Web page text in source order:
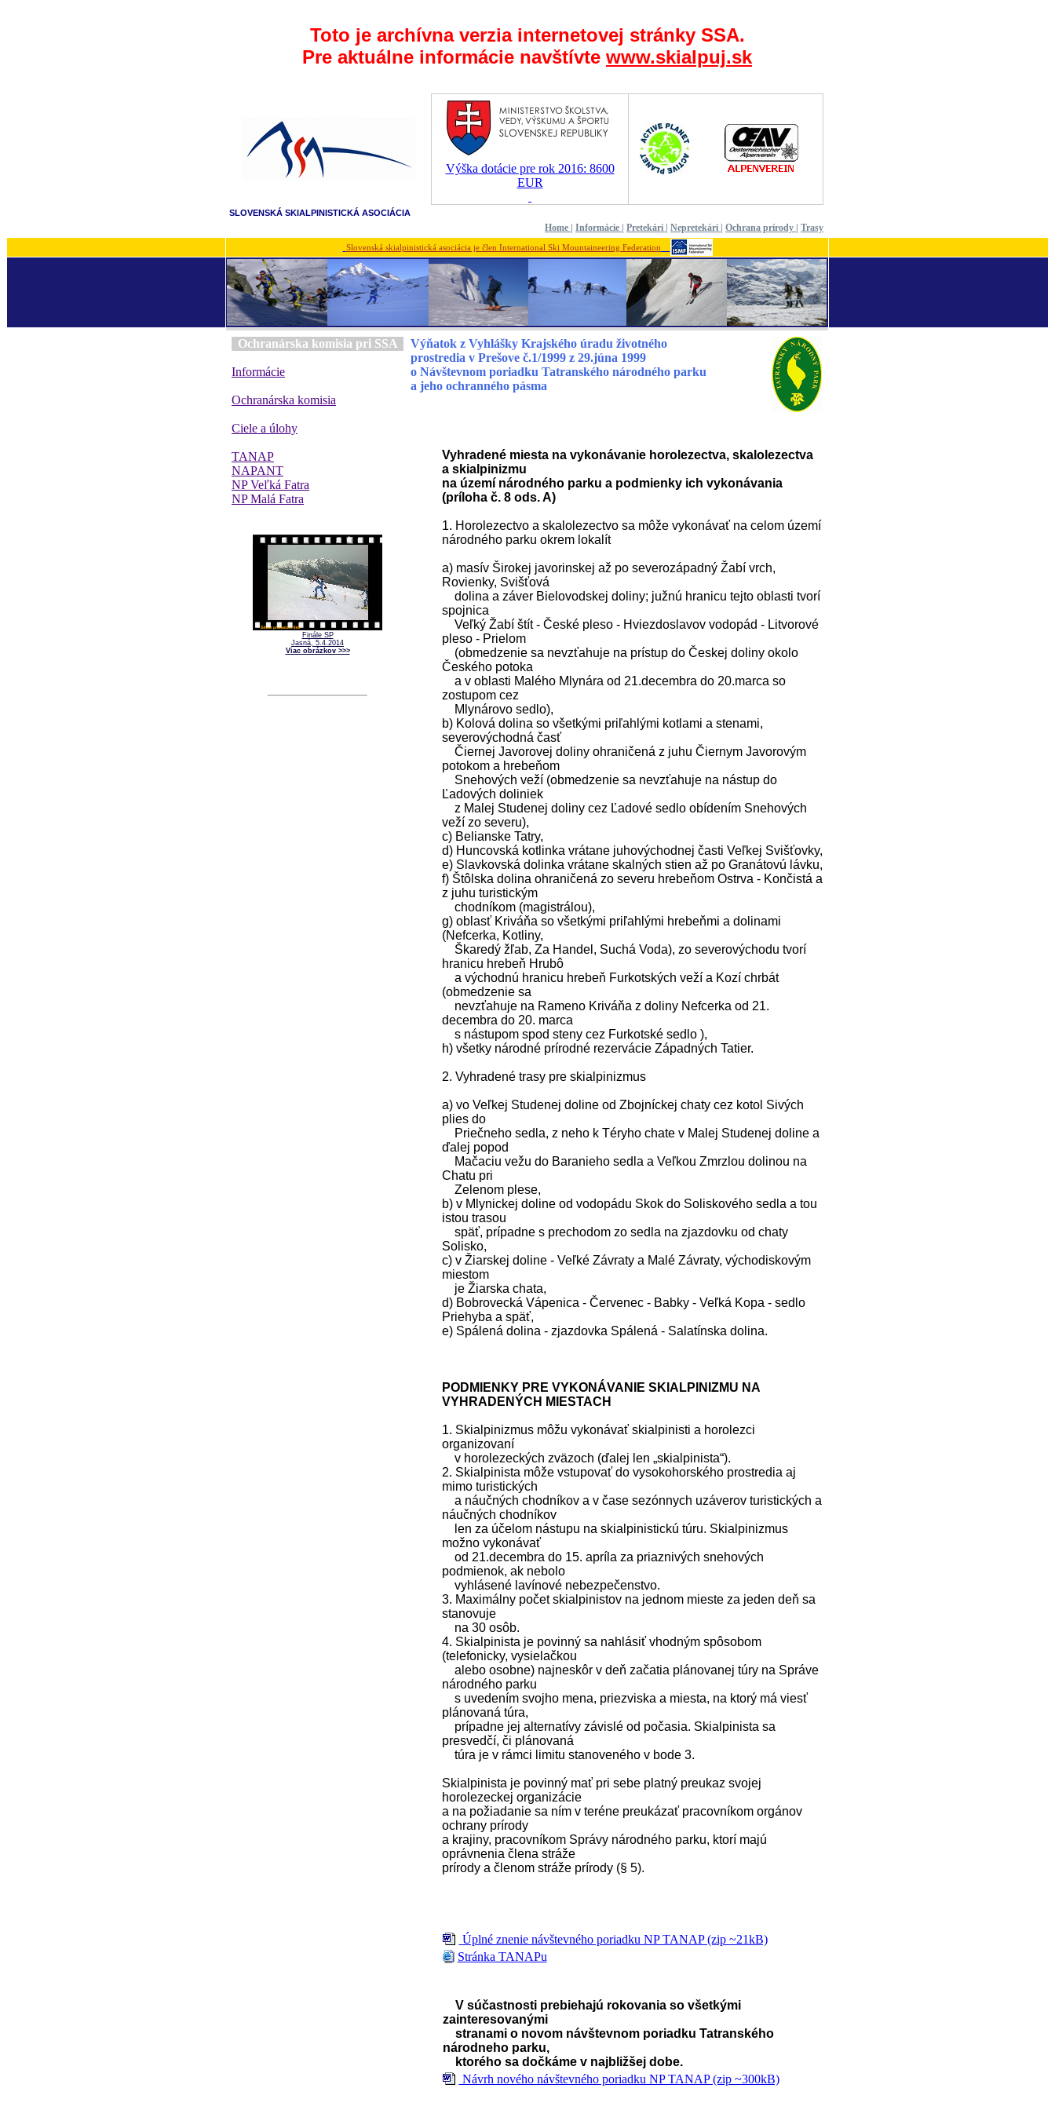
Toto je archívna verzia internetovej stránky SSA.
Pre aktuálne informácie navštívte www.skialpuj.sk
Výška dotácie pre rok 2016: 8600
EUR
SLOVENSKÁ SKIALPINISTICKÁ ASOCIÁCIA
Home Informácie Pretekári Nepretekári Ochrana prírody Trasy
Slovenská skialpinistická asociácia je člen International Ski Mountaineering Federation
Ochranárska komisia pri SSA
Informácie
Ochranárska komisia
Ciele a úlohy
TANAP
NAPANT
NP Veľká Fatra
NP Malá Fatra
Finále SP
Jasná, 5.4.2014
Viac obrázkov >>>
Výňatok z Vyhlášky Krajského úradu životného
prostredia v Prešove č.1/1999 z 29.júna 1999
o Návštevnom poriadku Tatranského národného parku
a jeho ochranného pásma
Vyhradené miesta na vykonávanie horolezectva, skalolezectva
a skialpinizmu
na území národného parku a podmienky ich vykonávania
(príloha č. 8 ods. A)
1. Horolezectvo a skalolezectvo sa môže vykonávať na celom území
národného parku okrem lokalít
a) masív Širokej javorinskej až po severozápadný Žabí vrch,
Rovienky, Svišťová
dolina a záver Bielovodskej doliny; južnú hranicu tejto oblasti tvorí
spojnica
Veľký Žabí štít - České pleso - Hviezdoslavov vodopád - Litvorové
pleso - Prielom
(obmedzenie sa nevzťahuje na prístup do Českej doliny okolo
Českého potoka
a v oblasti Malého Mlynára od 21.decembra do 20.marca so
zostupom cez
Mlynárovo sedlo),
b) Kolová dolina so všetkými priľahlými kotlami a stenami,
severovýchodná časť
Čiernej Javorovej doliny ohraničená z juhu Čiernym Javorovým
potokom a hrebeňom
Snehových veží (obmedzenie sa nevzťahuje na nástup do
Ľadových doliniek
z Malej Studenej doliny cez Ľadové sedlo obídením Snehových
veží zo severu),
c) Belianske Tatry,
d) Huncovská kotlinka vrátane juhovýchodnej časti Veľkej Svišťovky,
e) Slavkovská dolinka vrátane skalných stien až po Granátovú lávku,
f) Štôlska dolina ohraničená zo severu hrebeňom Ostrva - Končistá a
z juhu turistickým
chodníkom (magistrálou),
g) oblasť Kriváňa so všetkými priľahlými hrebeňmi a dolinami
(Nefcerka, Kotliny,
Škaredý žľab, Za Handel, Suchá Voda), zo severovýchodu tvorí
hranicu hrebeň Hrubô
a východnú hranicu hrebeň Furkotských veží a Kozí chrbát
(obmedzenie sa
nevzťahuje na Rameno Kriváňa z doliny Nefcerka od 21.
decembra do 20. marca
s nástupom spod steny cez Furkotské sedlo ),
h) všetky národné prírodné rezervácie Západných Tatier.
2. Vyhradené trasy pre skialpinizmus
a) vo Veľkej Studenej doline od Zbojníckej chaty cez kotol Sivých
plies do
Priečneho sedla, z neho k Téryho chate v Malej Studenej doline a
ďalej popod
Mačaciu vežu do Baranieho sedla a Veľkou Zmrzlou dolinou na
Chatu pri
Zelenom plese,
b) v Mlynickej doline od vodopádu Skok do Soliskového sedla a tou
istou trasou
späť, prípadne s prechodom zo sedla na zjazdovku od chaty
Solisko,
c) v Žiarskej doline - Veľké Závraty a Malé Závraty, východiskovým
miestom
je Žiarska chata,
d) Bobrovecká Vápenica - Červenec - Babky - Veľká Kopa - sedlo
Priehyba a späť,
e) Spálená dolina - zjazdovka Spálená - Salatínska dolina.
PODMIENKY PRE VYKONÁVANIE SKIALPINIZMU NA
VYHRADENÝCH MIESTACH
1. Skialpinizmus môžu vykonávať skialpinisti a horolezci
organizovaní
v horolezeckých zväzoch (ďalej len „skialpinista“).
2. Skialpinista môže vstupovať do vysokohorského prostredia aj
mimo turistických
a náučných chodníkov a v čase sezónnych uzáverov turistických a
náučných chodníkov
len za účelom nástupu na skialpinistickú túru. Skialpinizmus
možno vykonávať
od 21.decembra do 15. apríla za priaznivých snehových
podmienok, ak nebolo
vyhlásené lavínové nebezpečenstvo.
3. Maximálny počet skialpinistov na jednom mieste za jeden deň sa
stanovuje
na 30 osôb.
4. Skialpinista je povinný sa nahlásiť vhodným spôsobom
(telefonicky, vysielačkou
alebo osobne) najneskôr v deň začatia plánovanej túry na Správe
národného parku
s uvedením svojho mena, priezviska a miesta, na ktorý má viesť
plánovaná túra,
prípadne jej alternatívy závislé od počasia. Skialpinista sa
presvedčí, či plánovaná
túra je v rámci limitu stanoveného v bode 3.
Skialpinista je povinný mať pri sebe platný preukaz svojej
horolezeckej organizácie
a na požiadanie sa ním v teréne preukázať pracovníkom orgánov
ochrany prírody
a krajiny, pracovníkom Správy národného parku, ktorí majú
oprávnenia člena stráže
prírody a členom stráže prírody (§ 5).
Úplné znenie návštevného poriadku NP TANAP (zip ~21kB)
Stránka TANAPu
V súčastnosti prebiehajú rokovania so všetkými
zainteresovanými
stranami o novom návštevnom poriadku Tatranského
národneho parku,
ktorého sa dočkáme v najbližšej dobe.
Návrh nového návštevného poriadku NP TANAP (zip ~300kB)